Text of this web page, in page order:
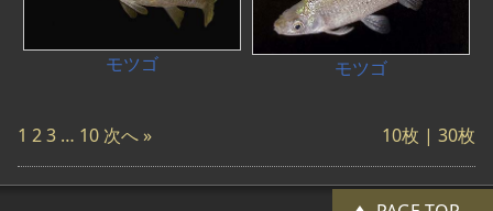
モツゴ モツゴ
1 23 … 10 次へ » 10枚 | 30枚